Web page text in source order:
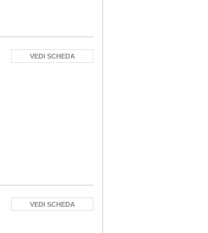
VEDI SCHEDA
VEDI SCHEDA